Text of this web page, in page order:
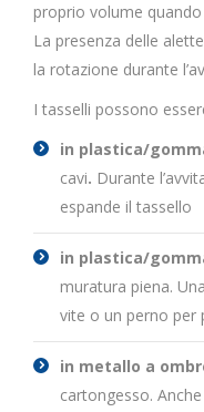
proprio volume
La presenza delle
la rotazione durante
I tasselli possono
in plastica/
cavi. Durante
espande il tassello
in plastica/
muratura piena.
vite o un perno per
in metallo a
cartongesso.